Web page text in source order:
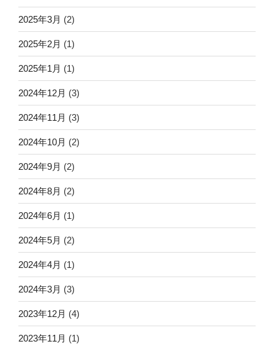
2025年3月 (2)
2025年2月 (1)
2025年1月 (1)
2024年12月 (3)
2024年11月 (3)
2024年10月 (2)
2024年9月 (2)
2024年8月 (2)
2024年6月 (1)
2024年5月 (2)
2024年4月 (1)
2024年3月 (3)
2023年12月 (4)
2023年11月 (1)